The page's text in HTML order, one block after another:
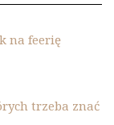
na feerię
trzeba znać